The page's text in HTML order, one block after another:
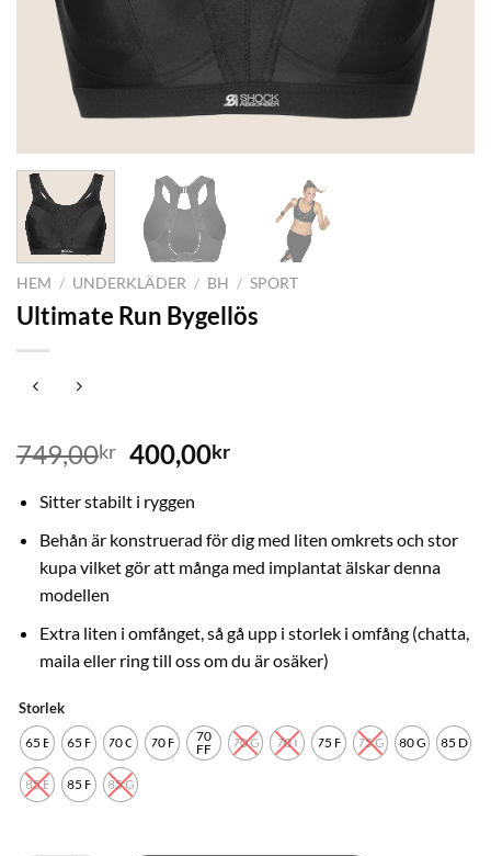
HEM / UNDERKLÄDER / BH / SPORT
Ultimate Run Bygellös
749,00kr Det
ursprungliga
priset
var:
749,00kr.
400,00krDet
är:
400,00kr.
Sitter stabilt i ryggen
Behån är konstruerad för dig med liten omkrets och stor
kupa vilket gör att många med implantat älskar denna
modellen
Extra liten i omfånget, så gå upp i storlek i omfång (chatta,
maila eller ring till oss om du är osäker)
Storlek
65 E 65 F 70 C 70 F
70
FF
70 G 70 I 75 F 75 G 80 G 85 D
85 E 85 F 85 G